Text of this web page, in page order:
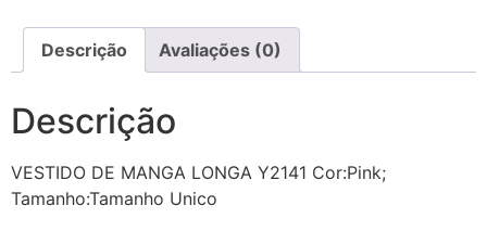
Descrição Avaliações (0)
Descrição
VESTIDO DE MANGA LONGA Y2141 Cor:Pink;
Tamanho:Tamanho Unico